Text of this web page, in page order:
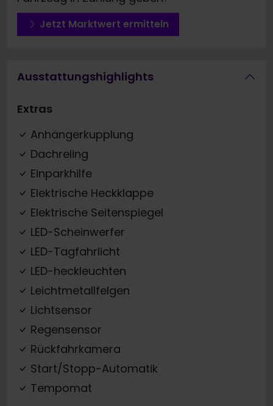
Jetzt Marktwert ermitteln
Ausstattungshighlights
Extras
Anhängerkupplung
Dachreling
Einparkhilfe
Elektrische Heckklappe
Elektrische Seitenspiegel
LED-Scheinwerfer
LED-Tagfahrlicht
LED-heckleuchten
Leichtmetallfelgen
Lichtsensor
Regensensor
Rückfahrkamera
Start/Stopp-Automatik
Tempomat